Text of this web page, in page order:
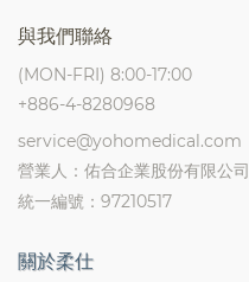
與我們聯絡
(MON-FRI) 8:00-17:00
+886-4-8280968
service@yohomedical.com
營業人：佑合企業股份有限公司
統一編號：97210517
關於柔仕